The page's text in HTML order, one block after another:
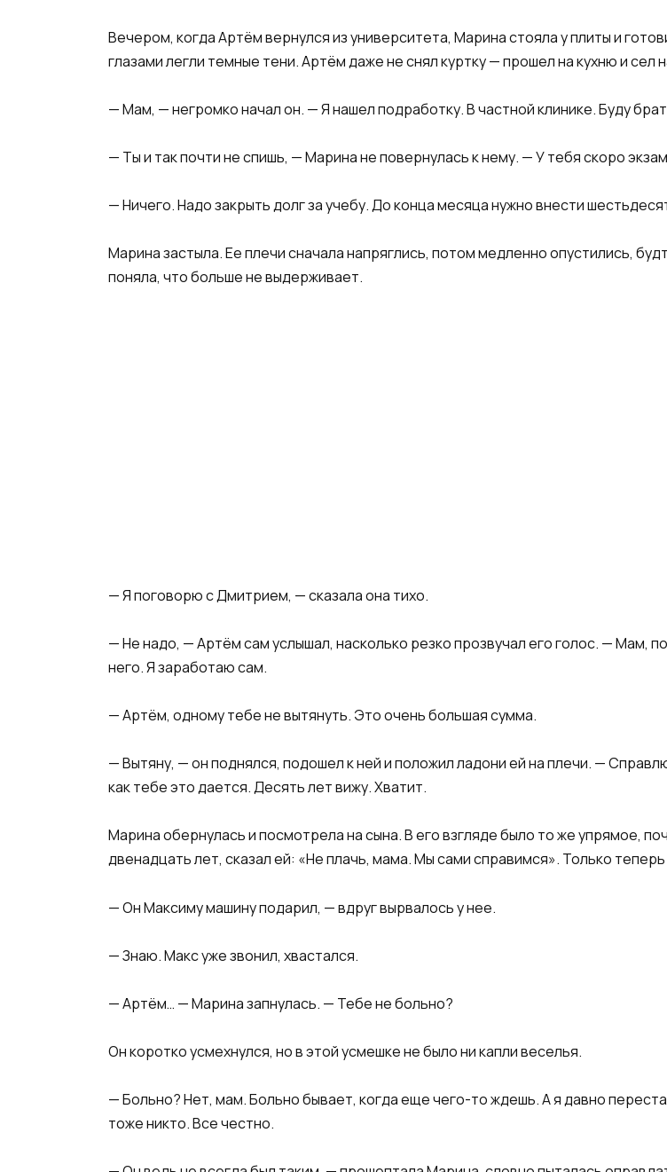
Вечером, когда Артём вернулся из университета, Марина стояла у плиты и
глазами легли темные тени. Артём даже не снял куртку — прошел на кухню и сел
— Мам, — негромко начал он. — Я нашел подработку. В частной клинике. Буду
— Ты и так почти не спишь, — Марина не повернулась к нему. — У тебя скоро
— Ничего. Надо закрыть долг за учебу. До конца месяца нужно внести
Марина застыла. Ее плечи сначала напряглись, потом медленно опустились,
поняла, что больше не выдерживает.
— Я поговорю с Дмитрием, — сказала она тихо.
— Не надо, — Артём сам услышал, насколько резко прозвучал его голос. — Мам,
него. Я заработаю сам.
— Артём, одному тебе не вытянуть. Это очень большая сумма.
— Вытяну, — он поднялся, подошел к ней и положил ладони ей на плечи. —
как тебе это дается. Десять лет вижу. Хватит.
Марина обернулась и посмотрела на сына. В его взгляде было то же упрямое,
двенадцать лет, сказал ей: «Не плачь, мама. Мы сами справимся». Только
— Он Максиму машину подарил, — вдруг вырвалось у нее.
— Знаю. Макс уже звонил, хвастался.
— Артём… — Марина запнулась. — Тебе не больно?
Он коротко усмехнулся, но в этой усмешке не было ни капли веселья.
— Больно? Нет, мам. Больно бывает, когда еще чего-то ждешь. А я давно
тоже никто. Все честно.